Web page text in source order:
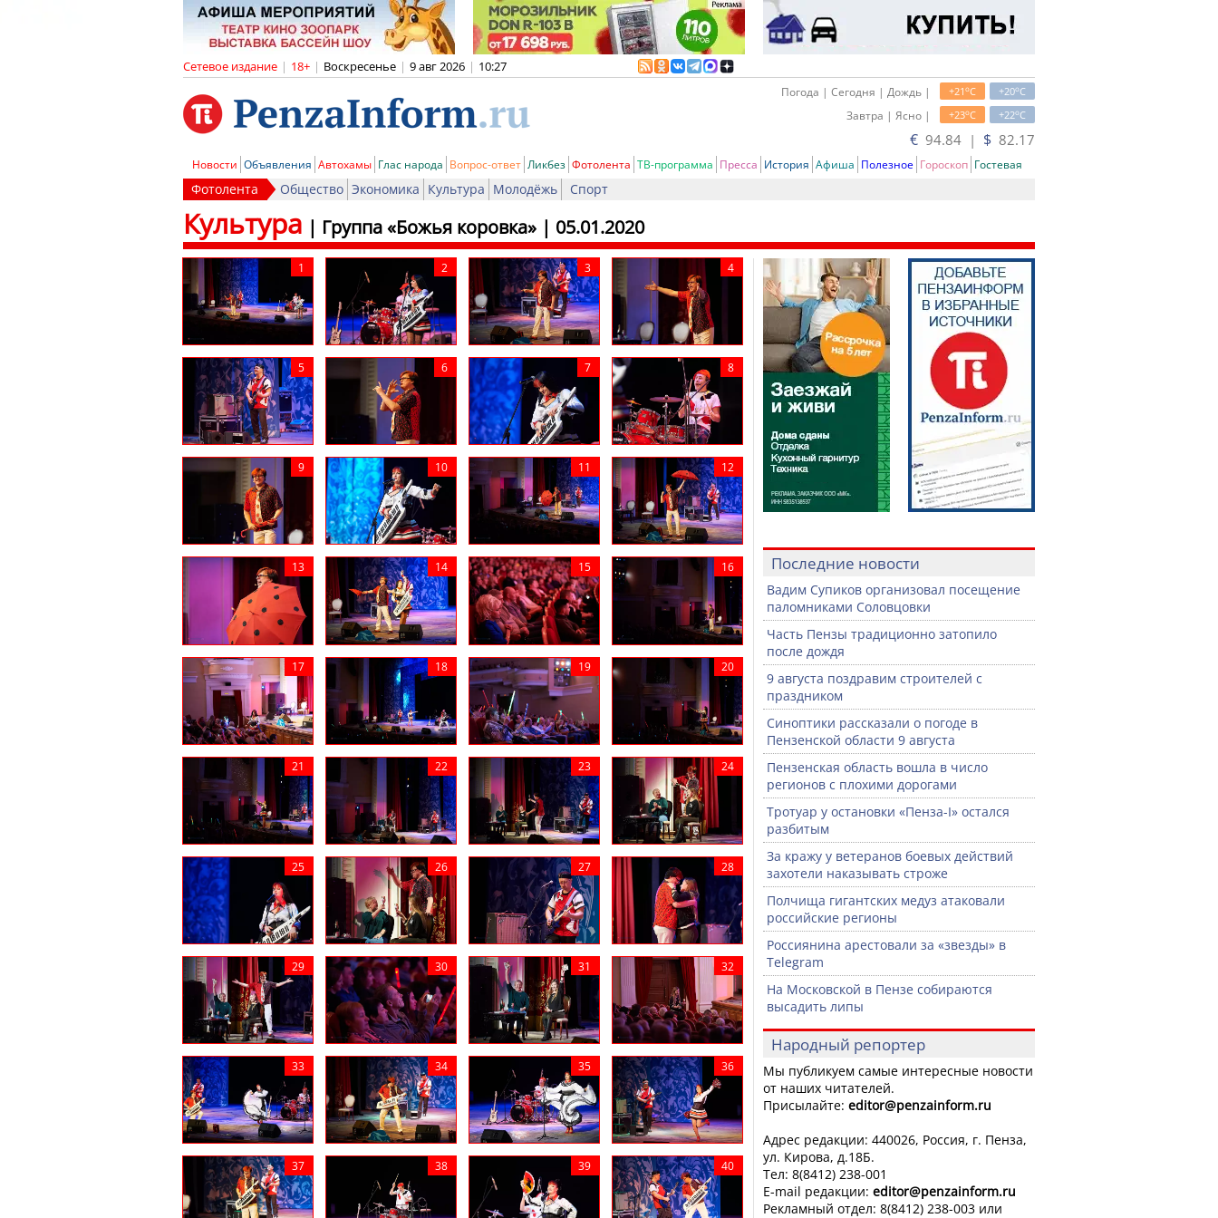
Сетевое издание | 18+ | Воскресенье | 9 авг 2026 | 10:27
+20oC
+21oC
Погода | Сегодня | Дождь |
+22oC
+23oC
Завтра | Ясно |
€ 94.84 | $ 82.17
Новости Объявления Автохамы Глас народа Вопрос-ответ Ликбез Фотолента ТВ-программа Пресса История Афиша Полезное Гороскоп Гостевая
Фотолента Общество Экономика Культура Молодёжь Спорт
Культура | Группа «Божья коровка» | 05.01.2020
Последние новости
Вадим Супиков организовал посещение
паломниками Соловцовки
Часть Пензы традиционно затопило
после дождя
9 августа поздравим строителей с
праздником
Синоптики рассказали о погоде в
Пензенской области 9 августа
Пензенская область вошла в число
регионов с плохими дорогами
Тротуар у остановки «Пенза-I» остался
разбитым
За кражу у ветеранов боевых действий
захотели наказывать строже
Полчища гигантских медуз атаковали
российские регионы
Россиянина арестовали за «звезды» в
Telegram
На Московской в Пензе собираются
высадить липы
Народный репортер
Мы публикуем самые интересные новости
от наших читателей.
Присылайте: editor@penzainform.ru
Адрес редакции: 440026, Россия, г. Пенза,
ул. Кирова, д.18Б.
Тел: 8(8412) 238-001
E-mail редакции: editor@penzainform.ru
Рекламный отдел: 8(8412) 238-003 или